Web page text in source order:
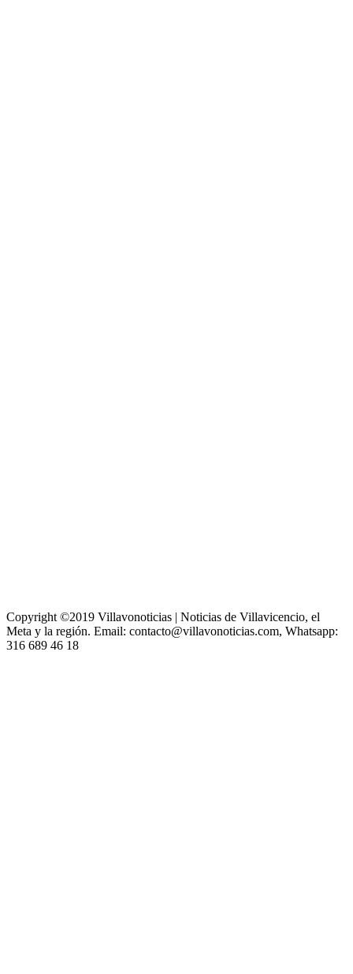
Copyright ©2019 Villavonoticias | Noticias de Villavicencio, el
Meta y la región. Email: contacto@villavonoticias.com, Whatsapp:
316 689 46 18